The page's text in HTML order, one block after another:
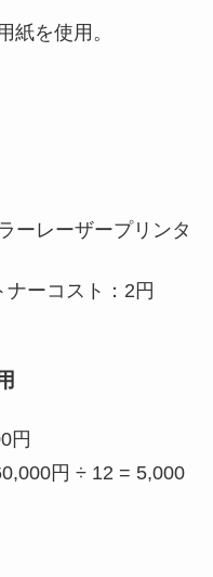
紙を使用。
ーレーザープリンタ
ーコスト：2円
円
円 ÷ 12 = 5,000